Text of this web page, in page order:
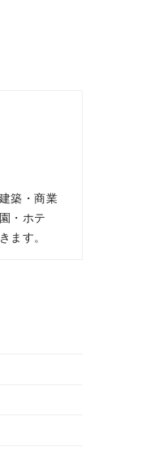
築・商業
・ホテ
ます。